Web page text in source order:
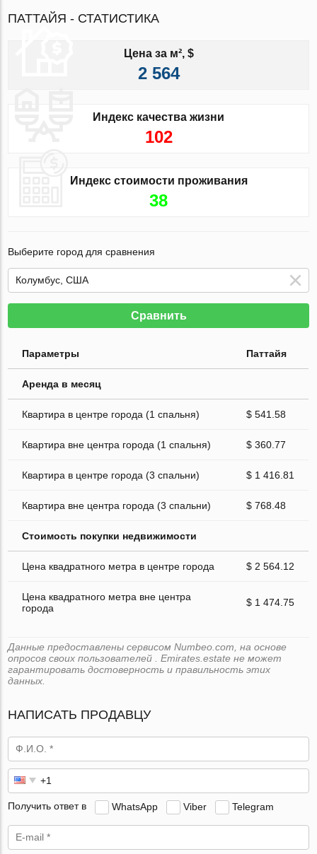
ПАТТАЙЯ - СТАТИСТИКА
Цена за м², $
2 564
Индекс качества жизни
102
Индекс стоимости проживания
38
Выберите город для сравнения
Сравнить
Параметры Паттайя
Аренда в месяц
Квартира в центре города (1 спальня) $ 541.58
Квартира вне центра города (1 спальня) $ 360.77
Квартира в центре города (3 спальни) $ 1 416.81
Квартира вне центра города (3 спальни) $ 768.48
Стоимость покупки недвижимости
Цена квадратного метра в центре города $ 2 564.12
Цена квадратного метра вне центра
города
$ 1 474.75
Данные предоставлены сервисом Numbeo.com, на основе
опросов своих пользователей . Emirates.estate не может
гарантировать достоверность и правильность этих
данных.
НАПИСАТЬ ПРОДАВЦУ
Получить ответ в WhatsApp Viber Telegram